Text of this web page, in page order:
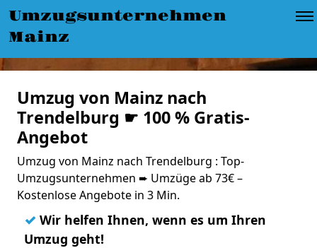
Umzugsunternehmen
Mainz
Umzug von Mainz nach
Trendelburg ☛ 100 % Gratis-
Angebot
Umzug von Mainz nach Trendelburg : Top-
Umzugsunternehmen ➨ Umzüge ab 73€ –
Kostenlose Angebote in 3 Min.
✓ Wir helfen Ihnen, wenn es um Ihren
Umzug geht!